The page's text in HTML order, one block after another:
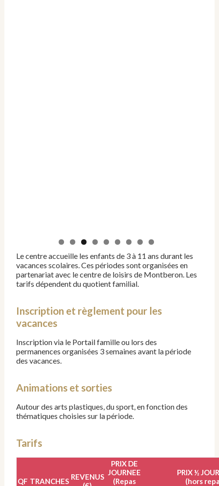
Le centre accueille les enfants de 3 à 11 ans durant les
vacances scolaires. Ces périodes sont organisées en
partenariat avec le centre de loisirs de Montberon. Les
tarifs dépendent du quotient familial.
Inscription et règlement pour les
vacances
Inscription via le Portail famille ou lors des
permanences organisées 3 semaines avant la période
des vacances.
Animations et sorties
Autour des arts plastiques, du sport, en fonction des
thématiques choisies sur la période.
Tarifs
QF TRANCHES REVENUS
PRIX DE
JOURNEE
(Repas
PRIX ½
(hors